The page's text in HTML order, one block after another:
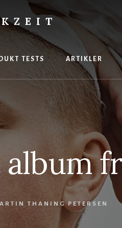
TESTS ARTIKLER
THANING PETERSEN